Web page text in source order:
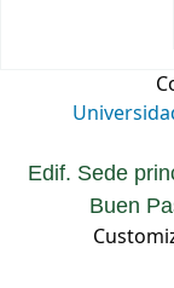
Edif. Sede
Buen